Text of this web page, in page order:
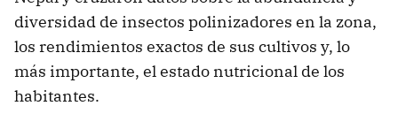
diversidad de insectos polinizadores en la zona,
los rendimientos exactos de sus cultivos y, lo
más importante, el estado nutricional de los
habitantes.